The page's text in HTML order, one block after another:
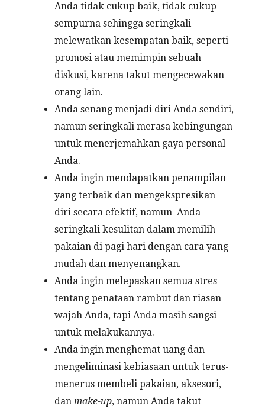
Anda tidak cukup baik, tidak cukup
sempurna sehingga seringkali
melewatkan kesempatan baik, seperti
promosi atau memimpin sebuah
diskusi, karena takut mengecewakan
orang lain.
Anda senang menjadi diri Anda sendiri,
namun seringkali merasa kebingungan
untuk menerjemahkan gaya personal
Anda.
Anda ingin mendapatkan penampilan
yang terbaik dan mengekspresikan
diri secara efektif, namun Anda
seringkali kesulitan dalam memilih
pakaian di pagi hari dengan cara yang
mudah dan menyenangkan.
Anda ingin melepaskan semua stres
tentang penataan rambut dan riasan
wajah Anda, tapi Anda masih sangsi
untuk melakukannya.
Anda ingin menghemat uang dan
mengeliminasi kebiasaan untuk terus-
menerus membeli pakaian, aksesori,
danmake-up, namun Anda takut